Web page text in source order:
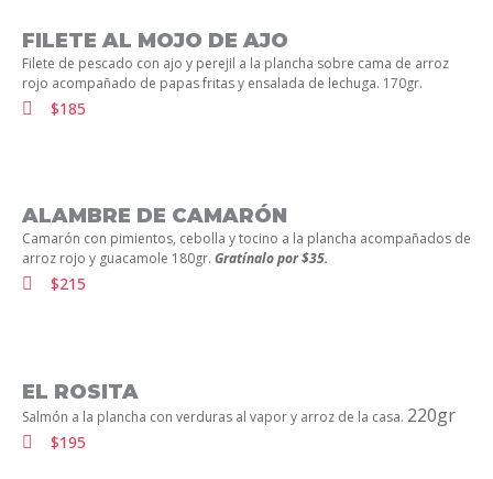
FILETE AL MOJO DE AJO
Filete de pescado con ajo y perejil a la plancha sobre cama de arroz
rojo acompañado de papas fritas y ensalada de lechuga. 170gr.
$185
ALAMBRE DE CAMARÓN
Camarón con pimientos, cebolla y tocino a la plancha acompañados de
arroz rojo y guacamole 180gr. Gratínalo por $35.
$215
EL ROSITA
Salmón a la plancha con verduras al vapor y arroz de la casa. 220gr
$195